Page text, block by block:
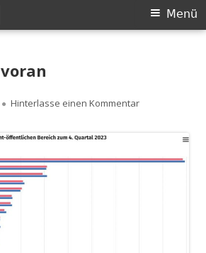
Menü
Hinterlasse einen Kommentarzu Gemeinden